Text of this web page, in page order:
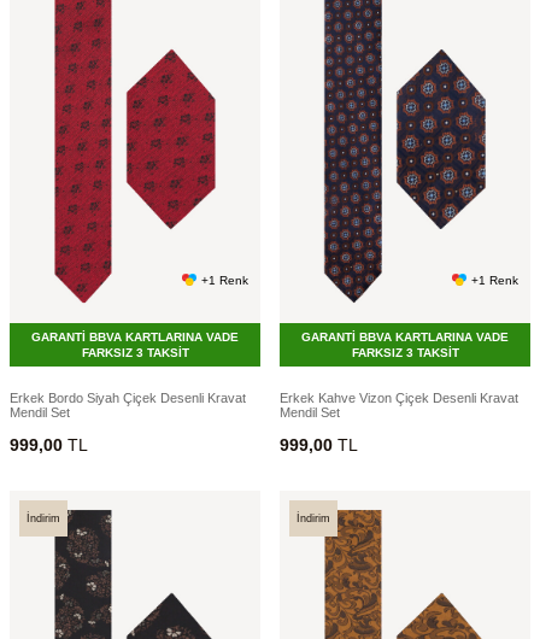
+1 Renk
GARANTİ BBVA KARTLARINA VADE
FARKSIZ 3 TAKSİT
Erkek Bordo Siyah Çiçek Desenli Kravat
Mendil Set
999,00 TL
+1 Renk
GARANTİ BBVA KARTLARINA VADE
FARKSIZ 3 TAKSİT
Erkek Kahve Vizon Çiçek Desenli Kravat
Mendil Set
999,00 TL
İndirim İndirim